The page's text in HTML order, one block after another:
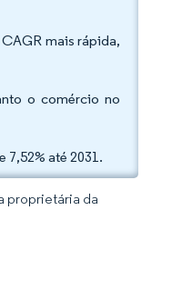
mais rápida,
o comércio no
7,52% até 2031.
proprietária da